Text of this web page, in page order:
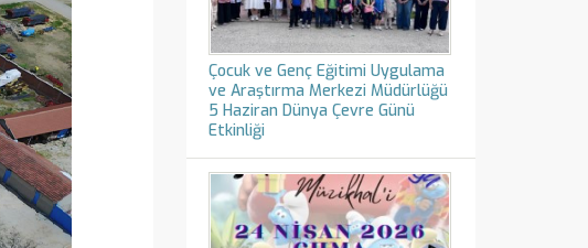
Çocuk ve Genç Eğitimi Uygulama
ve Araştırma Merkezi Müdürlüğü
5 Haziran Dünya Çevre Günü
Etkinliği